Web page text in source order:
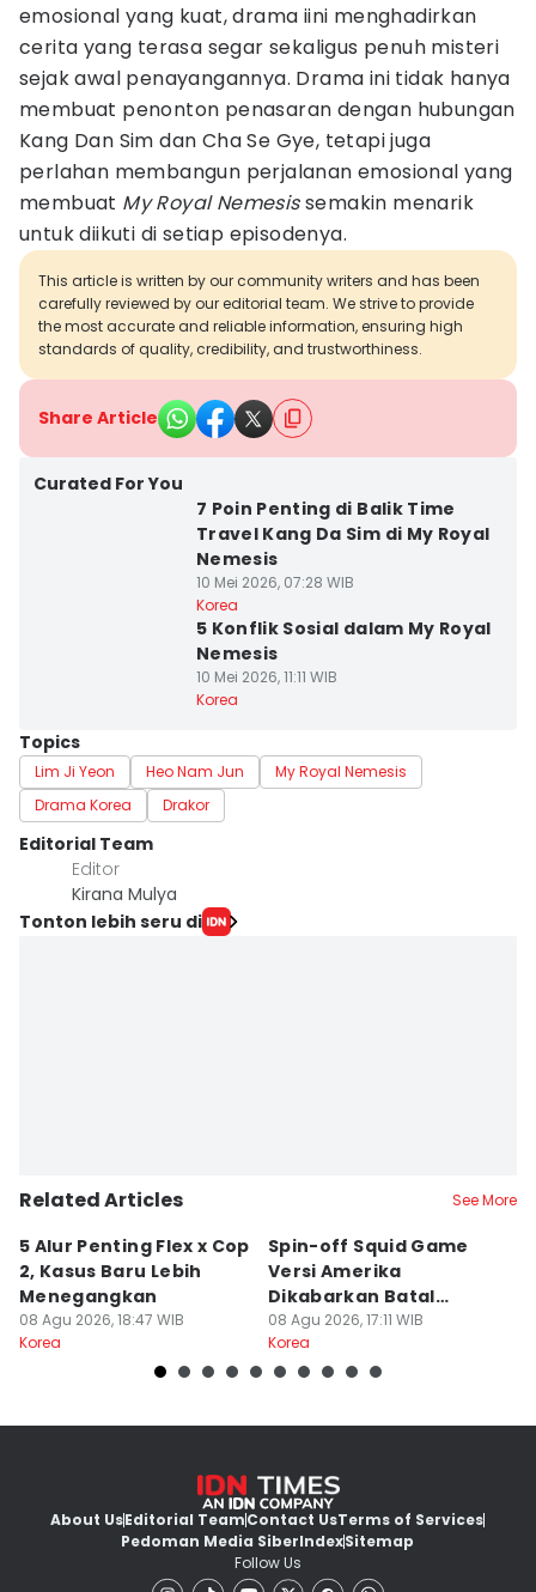
emosional yang kuat, drama iini menghadirkan
cerita yang terasa segar sekaligus penuh misteri
sejak awal penayangannya. Drama ini tidak hanya
membuat penonton penasaran dengan hubungan
Kang Dan Sim dan Cha Se Gye, tetapi juga
perlahan membangun perjalanan emosional yang
membuat My Royal Nemesissemakin menarik
untuk diikuti di setiap episodenya.
This article is written by our community writers and has been
carefully reviewed by our editorial team. We strive to provide
the most accurate and reliable information, ensuring high
standards of quality, credibility, and trustworthiness.
Share Article
Curated For You
7 Poin Penting di Balik Time
Travel Kang Da Sim di My Royal
Nemesis
10 Mei 2026, 07:28 WIB
Korea
5 Konflik Sosial dalam My Royal
Nemesis
10 Mei 2026, 11:11 WIB
Korea
Topics
Lim Ji Yeon Heo Nam Jun
My Royal Nemesis
Drama Korea
Drakor
Editorial Team
Editor
Kirana Mulya
Tonton lebih seru di
Related Articles See More
5 Alur Penting Flex x Cop
2, Kasus Baru Lebih
Menegangkan
08 Agu 2026, 18:47 WIB
Korea
Spin-off Squid Game
Versi Amerika
Dikabarkan Batal
Dibuat, Kenapa?
08 Agu 2026, 17:11 WIB
Korea
About UsEditorial TeamContact UsTerms of Services
Pedoman Media SiberIndexSitemap
Follow Us